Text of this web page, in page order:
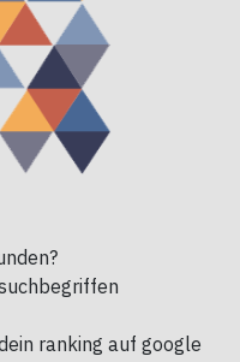
ranking auf google